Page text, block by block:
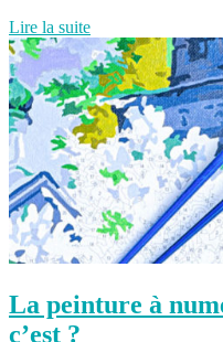
Lire la suite
La peinture à
c’est ?